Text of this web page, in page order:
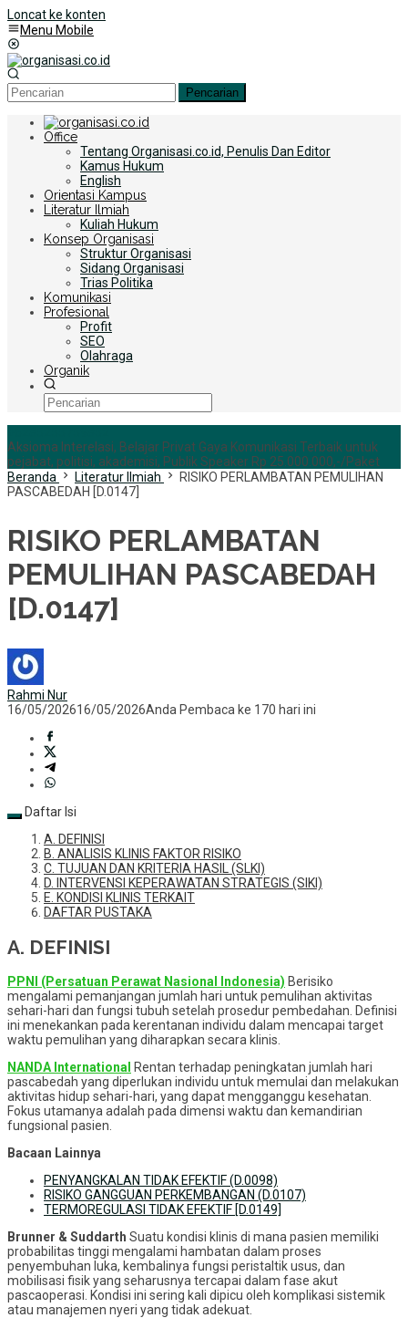
Loncat ke konten
Menu Mobile
Pencarian
Office
Tentang Organisasi.co.id, Penulis Dan Editor
Kamus Hukum
English
Orientasi Kampus
Literatur Ilmiah
Kuliah Hukum
Konsep Organisasi
Struktur Organisasi
Sidang Organisasi
Trias Politika
Komunikasi
Profesional
Profit
SEO
Olahraga
Organik
Aksioma Interelasi, Belajar Privat Gaya Komunikasi Terbaik untuk
pejabat, politisi, akademisi, Publik Speaker Rp 25.000.000,-/Paket
Beranda
Literatur Ilmiah
RISIKO PERLAMBATAN PEMULIHAN
PASCABEDAH [D.0147]
RISIKO PERLAMBATAN
PEMULIHAN PASCABEDAH
[D.0147]
Rahmi Nur
16/05/202616/05/2026Anda Pembaca ke 170 hari ini
Daftar Isi
A. DEFINISI
B. ANALISIS KLINIS FAKTOR RISIKO
C. TUJUAN DAN KRITERIA HASIL (SLKI)
D. INTERVENSI KEPERAWATAN STRATEGIS (SIKI)
E. KONDISI KLINIS TERKAIT
DAFTAR PUSTAKA
A. DEFINISI
PPNI (Persatuan Perawat Nasional Indonesia) Berisiko
mengalami pemanjangan jumlah hari untuk pemulihan aktivitas
sehari-hari dan fungsi tubuh setelah prosedur pembedahan. Definisi
ini menekankan pada kerentanan individu dalam mencapai target
waktu pemulihan yang diharapkan secara klinis.
NANDA International
Rentan terhadap peningkatan jumlah hari
pascabedah yang diperlukan individu untuk memulai dan melakukan
aktivitas hidup sehari-hari, yang dapat mengganggu kesehatan.
Fokus utamanya adalah pada dimensi waktu dan kemandirian
fungsional pasien.
Bacaan Lainnya
PENYANGKALAN TIDAK EFEKTIF (D.0098)
RISIKO GANGGUAN PERKEMBANGAN (D.0107)
TERMOREGULASI TIDAK EFEKTIF [D.0149]
Brunner & Suddarth Suatu kondisi klinis di mana pasien memiliki
probabilitas tinggi mengalami hambatan dalam proses
penyembuhan luka, kembalinya fungsi peristaltik usus, dan
mobilisasi fisik yang seharusnya tercapai dalam fase akut
pascaoperasi. Kondisi ini sering kali dipicu oleh komplikasi sistemik
atau manajemen nyeri yang tidak adekuat.